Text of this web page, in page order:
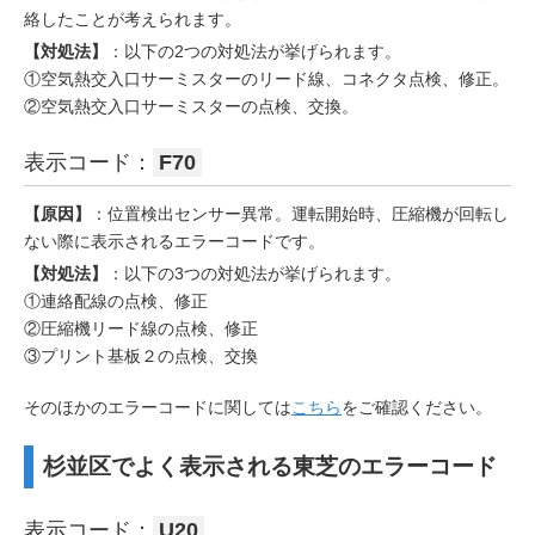
絡したことが考えられます。
【対処法】
：以下の2つの対処法が挙げられます。
①空気熱交入口サーミスターのリード線、コネクタ点検、修正。
②空気熱交入口サーミスターの点検、交換。
表示コード： F70
【原因】
：位置検出センサー異常。運転開始時、圧縮機が回転し
ない際に表示されるエラーコードです。
【対処法】
：以下の3つの対処法が挙げられます。
①連絡配線の点検、修正
②圧縮機リード線の点検、修正
③プリント基板２の点検、交換
そのほかのエラーコードに関してはこちらをご確認ください。
杉並区でよく表示される東芝のエラーコード
表示コード： U20